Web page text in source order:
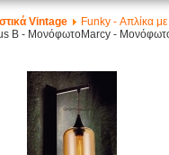
Vintage
Funky - Απλίκα
B - ΜονόφωτοMarcy -